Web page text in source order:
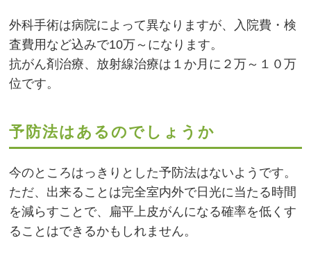
外科手術は病院によって異なりますが、入院費・検
査費用など込みで10万～になります。
抗がん剤治療、放射線治療は１か月に２万～１０万
位です。
予防法はあるのでしょうか
今のところはっきりとした予防法はないようです。
ただ、出来ることは完全室内外で日光に当たる時間
を減らすことで、扁平上皮がんになる確率を低くす
ることはできるかもしれません。